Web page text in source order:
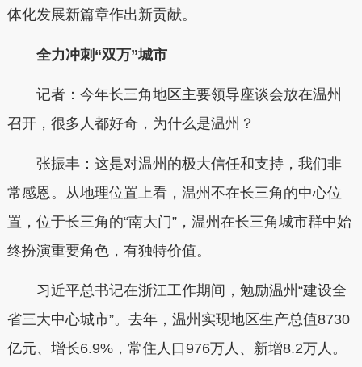
体化发展新篇章作出新贡献。
全力冲刺“双万”城市
记者：今年长三角地区主要领导座谈会放在温州
召开，很多人都好奇，为什么是温州？
张振丰：这是对温州的极大信任和支持，我们非
常感恩。从地理位置上看，温州不在长三角的中心位
置，位于长三角的“南大门”，温州在长三角城市群中始
终扮演重要角色，有独特价值。
习近平总书记在浙江工作期间，勉励温州“建设全
省三大中心城市”。去年，温州实现地区生产总值8730
亿元、增长6.9%，常住人口976万人、新增8.2万人。